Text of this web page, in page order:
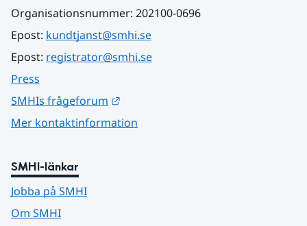
Organisationsnummer: 202100-0696
Epost: kundtjanst@smhi.se
Epost: registrator@smhi.se
Press
SMHIs frågeforum
Mer kontaktinformation
SMHI-länkar
Jobba på SMHI
Om SMHI